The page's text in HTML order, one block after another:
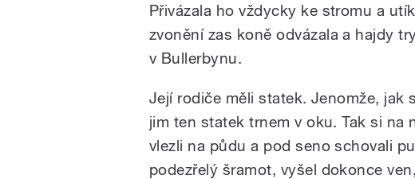
Přivázala ho vždycky ke stromu a
zvonění zas koně odvázala a hajdy
v Bullerbynu.
Její rodiče měli statek. Jenomže, jak
jim ten statek trnem v oku. Tak si na
vlezli na půdu a pod seno schovali
podezřelý šramot, vyšel dokonce